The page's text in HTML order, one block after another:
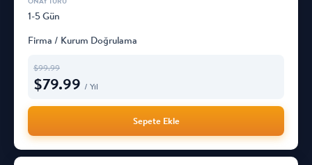
1-5 Gün
Firma / Kurum Doğrulama
$99.99
$79.99 / Yıl
Sepete Ekle